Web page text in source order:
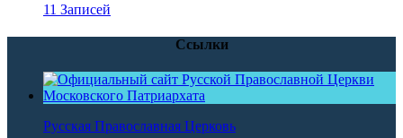
11 Записей
Ссылки
Русская Православная Церковь